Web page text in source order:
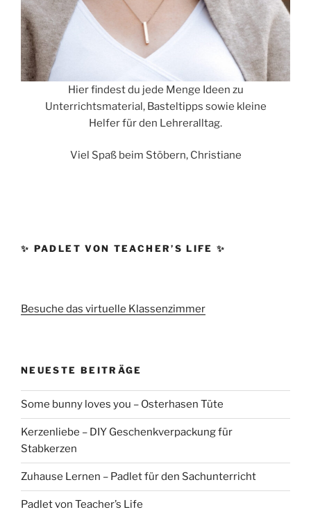
Hier findest du jede Menge Ideen zu
Unterrichtsmaterial, Basteltipps sowie kleine
Helfer für den Lehreralltag.
Viel Spaß beim Stöbern, Christiane
✨ PADLET VON TEACHER’S LIFE ✨
Besuche das virtuelle Klassenzimmer
NEUESTE BEITRÄGE
Some bunny loves you – Osterhasen Tüte
Kerzenliebe – DIY Geschenkverpackung für
Stabkerzen
Zuhause Lernen – Padlet für den Sachunterricht
Padlet von Teacher’s Life